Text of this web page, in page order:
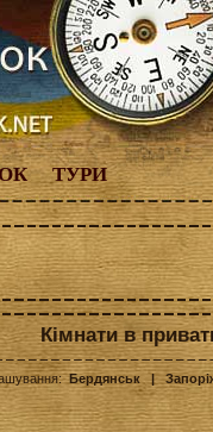
ТУРИ
Кімнати в
Бердянськ |